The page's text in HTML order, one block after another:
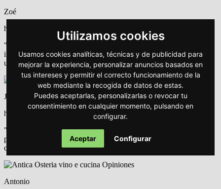
Utilizamos cookies
Usamos cookies analíticas, técnicas y de publicidad para
mejorar la experiencia, personalizar anuncios basados en
tus intereses y permitir el correcto funcionamiento de la
web mediante la recogida de datos de estas.
Puedes aceptarlas, personalizarlas o revocar tu
consentimiento en cualquier momento, pulsando en
configurar.
Aceptar Configurar
Zoé
hace 4 meses
"Comida auténticamente italiana un trato de 10 y un precio
inmejorable, sin duda una de las mejores opciones para disfrutar de
un italiano en Valencia"
Jose
hace 5 meses
"Buen producto y bien tratado, amables y ambiente acogedor.No
puedes pedir más a un italiano muy auténtico. Coincido con otras
críticas, de lo mejor de Valencia."
Antonio